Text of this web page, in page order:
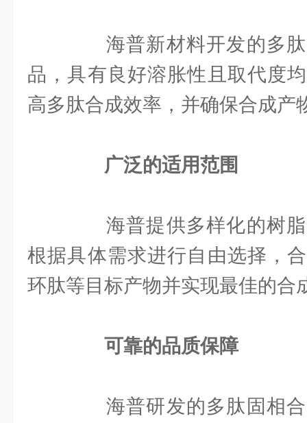
海普新材料开发的多肽
品，具有良好溶胀性且取代度
高多肽合成效率，并确保合成产
广泛的适用范围
海普提供多样化的树脂
根据具体需求进行自由选择，
环肽等目标产物并实现最佳的合
可靠的品质保障
海普研发的多肽固相合